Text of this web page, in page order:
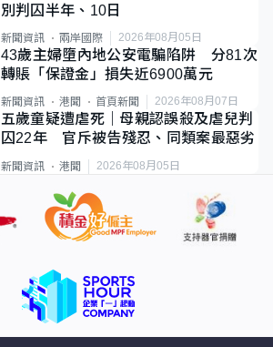
別判囚半年、10日
新聞資訊 兩岸國際 2026年08月05日
43歲主婦墮內地公安電騙陷阱 分81次
轉賬「保證金」損失近6900萬元
新聞資訊 港聞 首頁新聞 2026年08月07日
五歲童疑遭虐死｜母親認誤殺及虐兒判
囚22年 官斥被告殘忍、同類案最惡劣
新聞資訊 港聞 2026年08月05日